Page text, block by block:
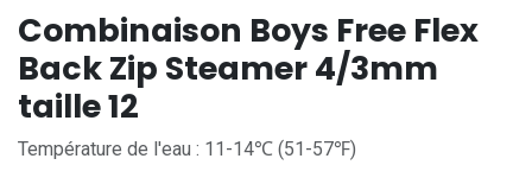
Combinaison Boys Free Flex
Back Zip Steamer 4/3mm
taille 12
Température de l'eau : 11-14℃ (51-57℉)